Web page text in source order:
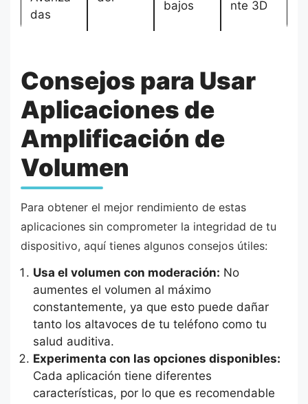
das
bajos
nte 3D
Consejos para Usar
Aplicaciones de
Amplificación de
Volumen
Para obtener el mejor rendimiento de estas
aplicaciones sin comprometer la integridad de tu
dispositivo, aquí tienes algunos consejos útiles:
Usa el volumen con moderación: No
aumentes el volumen al máximo
constantemente, ya que esto puede dañar
tanto los altavoces de tu teléfono como tu
salud auditiva.
Experimenta con las opciones disponibles:
Cada aplicación tiene diferentes
características, por lo que es recomendable